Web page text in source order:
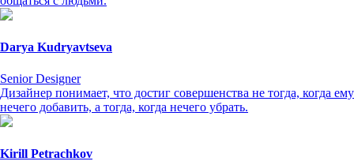
Darya Kudryavtseva
Senior Designer
Дизайнер понимает, что достиг совершенства не тогда, когда ему
нечего добавить, а тогда, когда нечего убрать.
Kirill Petrachkov